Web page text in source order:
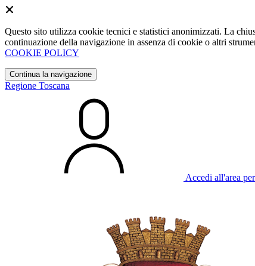
Questo sito utilizza cookie tecnici e statistici anonimizzati. La
continuazione della navigazione in assenza di cookie o altri
COOKIE POLICY
Continua la navigazione
Regione Toscana
Accedi all'area